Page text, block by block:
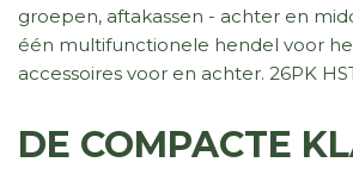
groepen, aftakassen - achter en
één multifunctionele hendel voor
accessoires voor en achter. 26PK
DE COMPACTE